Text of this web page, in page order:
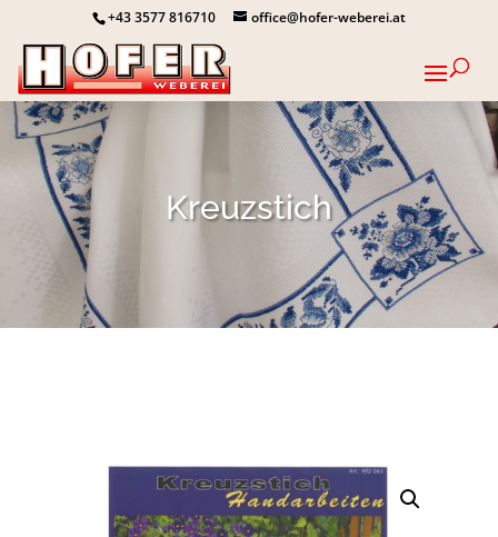
+43 3577 816710 office@hofer-weberei.at
Kreuzstich